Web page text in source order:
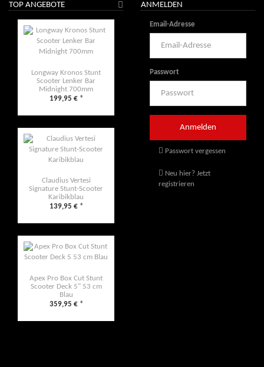
TOP ANGEBOTE
Longway Kronos Stunt
Scooter Lenker Bar
Midnight 700mm
199,95 € *
Claudius Vertesi
Signature Stunt-Scooter
Karibikblau
139,95 € *
Apex Pro Box Cut Stunt
Scooter Deck 5" 53 cm
Blau
359,95 € *
ANMELDEN
Email-Adresse
Passwort
Passwort vergessen
Neu hier? Jetzt
registrieren